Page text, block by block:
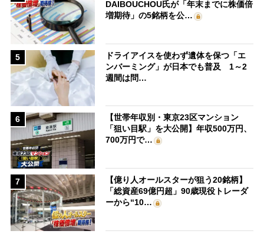
DAIBOUCHOU氏が「年末までに株価倍
増期待」の5銘柄を公…
5
ドライアイスを使わず遺体を保つ「エ
ンバーミング」が日本でも普及 1～2
週間は問…
6
【世帯年収別・東京23区マンション
「狙い目駅」を大公開】年収500万円、
700万円で…
7
【億り人オールスターが狙う20銘柄】
「総資産69億円超」90歳現役トレーダ
ーから“10…